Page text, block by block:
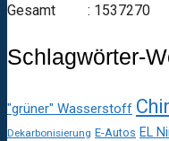
Gesamt : 1537270
Schlagwörter-
"grüner" Wasserstoff
Dekarbonisierung E-Autos EL